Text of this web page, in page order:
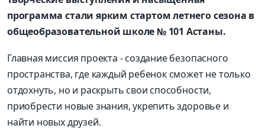
программа стали ярким стартом летнего сезона в
общеобразовательной школе № 101 Астаны.
Главная миссия проекта - создание безопасного
пространства, где каждый ребенок сможет не только
отдохнуть, но и раскрыть свои способности,
приобрести новые знания, укрепить здоровье и
найти новых друзей.